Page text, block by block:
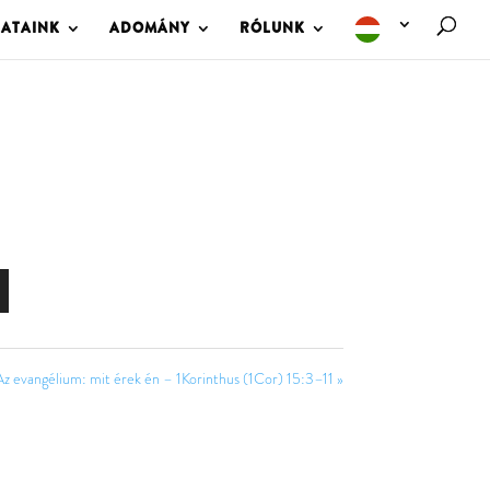
ADOMÁNY RÓLUNK
evangélium: mit érek én – 1Korinthus (1Cor) 15:3–11 »